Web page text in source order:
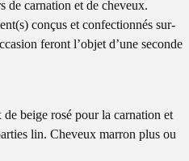
de carnation et de cheveux.
conçus et confectionnés sur-
feront l’objet d’une seconde
beige rosé pour la carnation et
lin. Cheveux marron plus ou